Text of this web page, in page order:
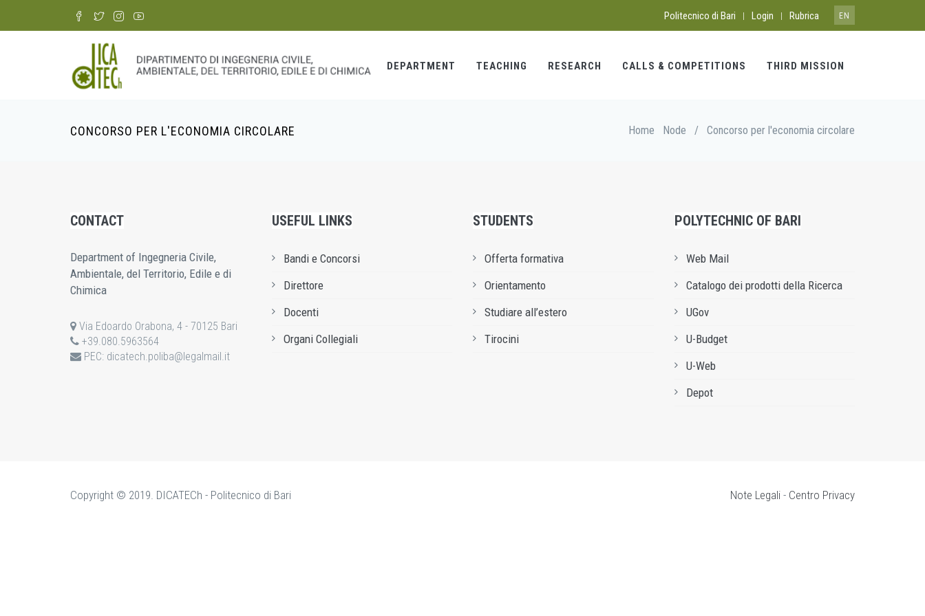
Politecnico di Bari | Login | Rubrica EN
DEPARTMENT TEACHING RESEARCH CALLS & COMPETITIONS THIRD MISSION
CONCORSO PER L'ECONOMIA CIRCOLARE
Breadcrumb Home Node / Concorso per l'economia circolare
CONTACT
Department of Ingegneria Civile,
Ambientale, del Territorio, Edile e di
Chimica
Via Edoardo Orabona, 4 - 70125 Bari
+39.080.5963564
PEC: dicatech.poliba@legalmail.it
USEFUL LINKS
Bandi e Concorsi
Direttore
Docenti
Organi Collegiali
STUDENTS
Offerta formativa
Orientamento
Studiare all’estero
Tirocini
POLYTECHNIC OF BARI
Web Mail
Catalogo dei prodotti della Ricerca
UGov
U-Budget
U-Web
Depot
Copyright © 2019. DICATECh - Politecnico di Bari Note Legali - Centro Privacy